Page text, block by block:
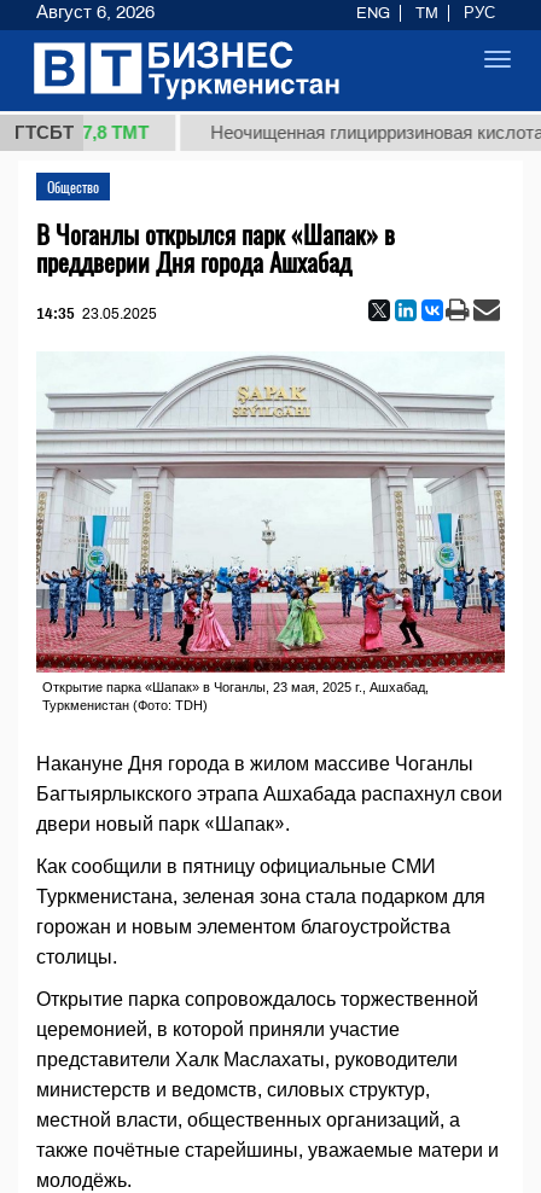
ГТСБТ
37,8 ТМТ Неочищенная глицирризиновая кислота
Общество
В Чоганлы открылся парк «Шапак» в
преддверии Дня города Ашхабад
14:35 23.05.2025
Открытие парка «Шапак» в Чоганлы, 23 мая, 2025 г., Ашхабад,
Туркменистан (Фото: TDH)
Накануне Дня города в жилом массиве Чоганлы
Багтыярлыкского этрапа Ашхабада распахнул свои
двери новый парк «Шапак».
Как сообщили в пятницу официальные СМИ
Туркменистана, зеленая зона стала подарком для
горожан и новым элементом благоустройства
столицы.
Открытие парка сопровождалось торжественной
церемонией, в которой приняли участие
представители Халк Маслахаты, руководители
министерств и ведомств, силовых структур,
местной власти, общественных организаций, а
также почётные старейшины, уважаемые матери и
молодёжь.
Август 6, 2026 ENG TM РУС